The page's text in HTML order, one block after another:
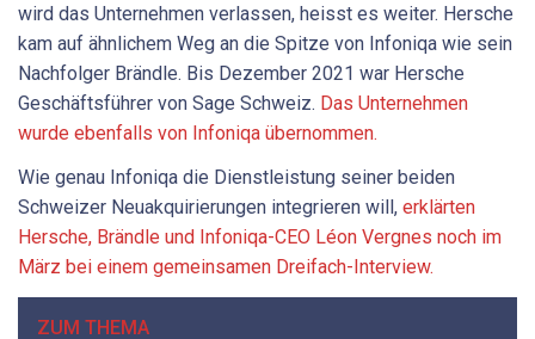
wird das Unternehmen verlassen, heisst es weiter. Hersche
kam auf ähnlichem Weg an die Spitze von Infoniqa wie sein
Nachfolger Brändle. Bis Dezember 2021 war Hersche
Geschäftsführer von Sage Schweiz. Das Unternehmen
wurde ebenfalls von Infoniqa übernommen.
Wie genau Infoniqa die Dienstleistung seiner beiden
Schweizer Neuakquirierungen integrieren will, erklärten
Hersche, Brändle und Infoniqa-CEO Léon Vergnes noch im
März bei einem gemeinsamen Dreifach-Interview.
ZUM THEMA